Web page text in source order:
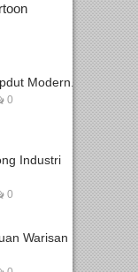
Modern...
0
Industri
0
Warisan